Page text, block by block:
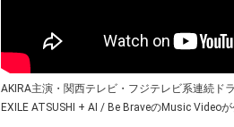
AKIRA主演・関西テレビ・フジテレビ系連続ド
EXILE ATSUSHI + AI / Be BraveのMusic Videoが